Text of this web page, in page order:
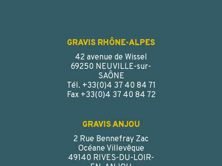
COUVERCLE VISSANT INVIOLABLE PE BLANC
SCREWLOCK CAP 51*20
GRAVIS RHÔNE-ALPES
42 avenue de Wissel
69250 NEUVILLE-sur-
SAÔNE
Tél. +33(0)4 37 40 84 71
Fax +33(0)4 37 40 84 72
GRAVIS ANJOU
2 Rue Bennefray Zac
Océane Villevêque
49140 RIVES-DU-LOIR-